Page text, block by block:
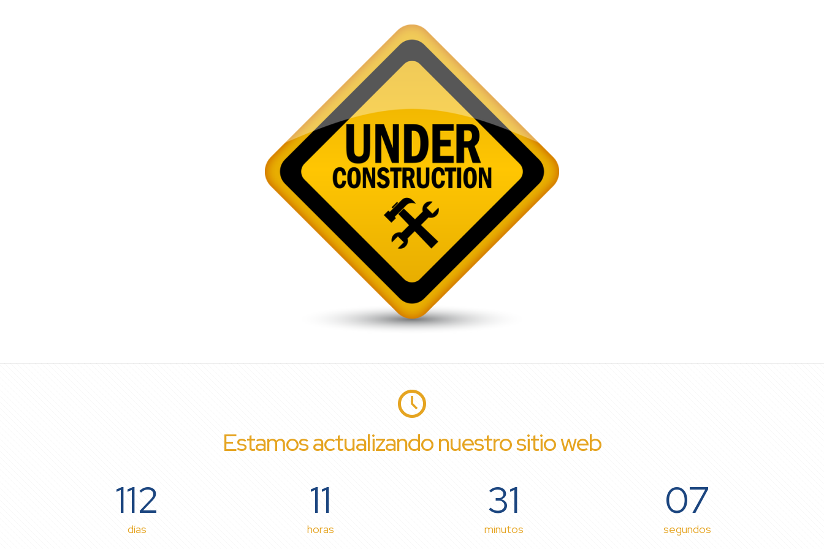
Estamos actualizando nuestro sitio web
112
días
11
horas
31
minutos
07
segundos